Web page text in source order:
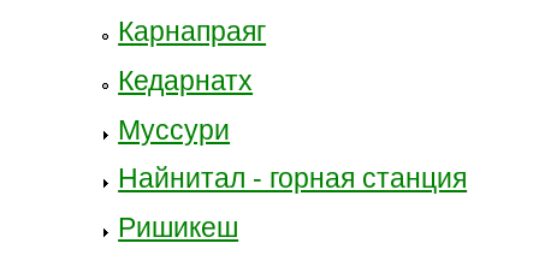
Карнапраяг
Кедарнатх
Муссури
Найнитал - горная станция
Ришикеш